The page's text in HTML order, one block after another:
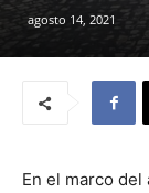
agosto 14, 2021
En el marco